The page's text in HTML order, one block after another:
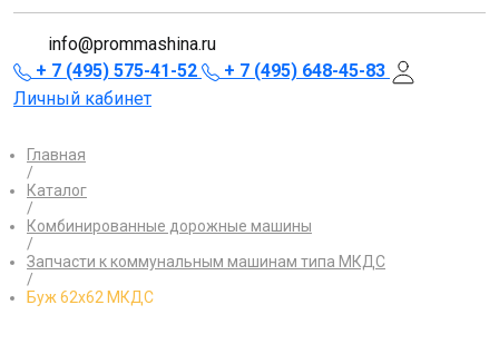
info@prommashina.ru
+ 7 (495) 575-41-52
+ 7 (495) 648-45-83
Личный кабинет
Главная
/
Каталог
/
Комбинированные дорожные машины
/
Запчасти к коммунальным машинам типа МКДС
/
Буж 62х62 МКДС